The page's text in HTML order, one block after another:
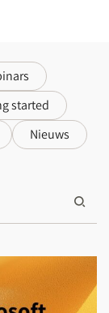
started
Nieuws